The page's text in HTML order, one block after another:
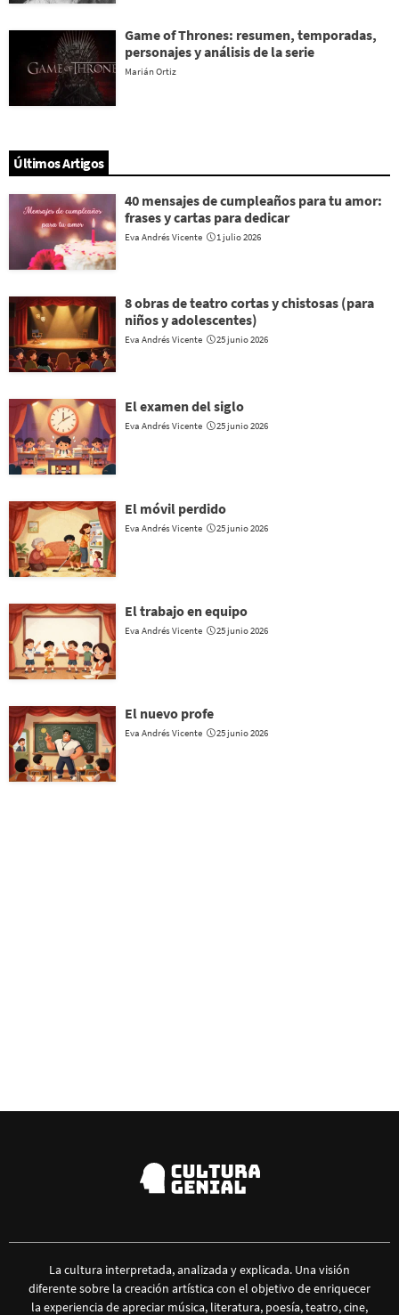
Game of Thrones: resumen, temporadas,
personajes y análisis de la serie
Marián Ortiz
Últimos Artigos
40 mensajes de cumpleaños para tu amor:
frases y cartas para dedicar
Eva Andrés Vicente 1 julio 2026
8 obras de teatro cortas y chistosas (para
niños y adolescentes)
Eva Andrés Vicente 25 junio 2026
El examen del siglo
Eva Andrés Vicente 25 junio 2026
El móvil perdido
Eva Andrés Vicente 25 junio 2026
El trabajo en equipo
Eva Andrés Vicente 25 junio 2026
El nuevo profe
Eva Andrés Vicente 25 junio 2026
La cultura interpretada, analizada y explicada. Una visión
diferente sobre la creación artística con el objetivo de enriquecer
la experiencia de apreciar música, literatura, poesía, teatro, cine,